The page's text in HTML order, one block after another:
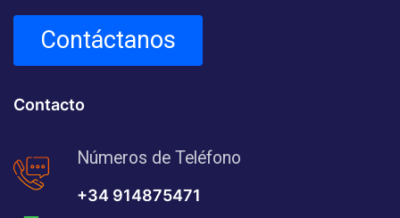
Contáctanos
Contacto
Números de Teléfono
+34 914875471